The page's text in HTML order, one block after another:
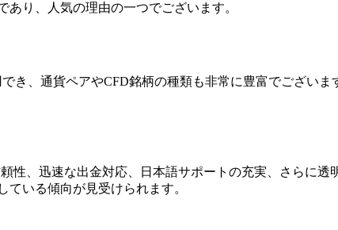
り、人気の理由の一つでございます。
き、通貨ペアやCFD銘柄の種類も非常に豊富でござい
、迅速な出金対応、日本語サポートの充実、さらに透
いる傾向が見受けられます。